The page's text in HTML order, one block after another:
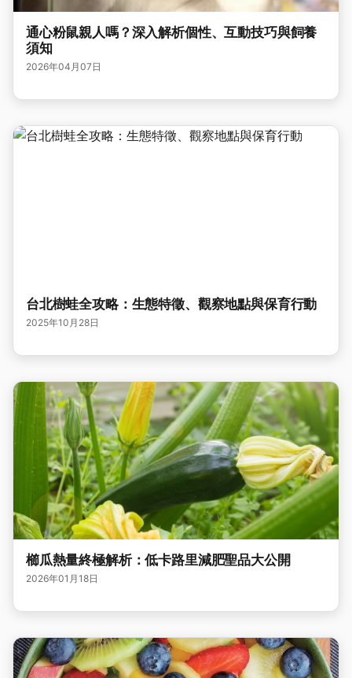
通心粉鼠親人嗎？深入解析個性、互動技巧與飼養
須知
2026年04月07日
台北樹蛙全攻略：生態特徵、觀察地點與保育行動
2025年10月28日
櫛瓜熱量終極解析：低卡路里減肥聖品大公開
2026年01月18日